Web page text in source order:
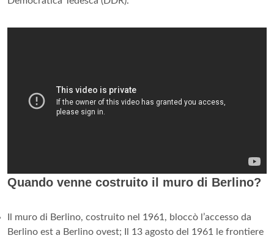
Quando venne costruito il muro di Berlino?
Il muro di Berlino, costruito nel 1961, bloccò l’accesso da
Berlino est a Berlino ovest; Il 13 agosto del 1961 le frontiere